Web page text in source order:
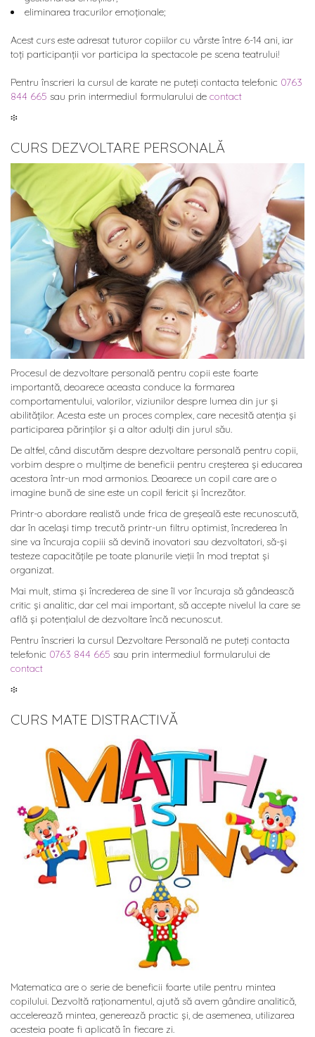
eliminarea tracurilor emoționale;
Acest curs este adresat tuturor copiilor cu vârste între 6-14 ani, iar
toți participanții vor participa la spectacole pe scena teatrului!
Pentru înscrieri la cursul de karate ne puteți contacta telefonic 0763
844 665 sau prin intermediul formularului de contact
፨
CURS DEZVOLTARE PERSONALĂ
Procesul de dezvoltare personală pentru copii este foarte
importantă, deoarece aceasta conduce la formarea
comportamentului, valorilor, viziunilor despre lumea din jur și
abilităților. Acesta este un proces complex, care necesită atenția și
participarea părinților și a altor adulți din jurul său.
De altfel, când discutăm despre dezvoltare personală pentru copii,
vorbim despre o mulțime de beneficii pentru creșterea și educarea
acestora într-un mod armonios. Deoarece un copil care are o
imagine bună de sine este un copil fericit și încrezător.
Printr-o abordare realistă unde frica de greșeală este recunoscută,
dar în același timp trecută printr-un filtru optimist, încrederea în
sine va încuraja copiii să devină inovatori sau dezvoltatori, să-și
testeze capacitățile pe toate planurile vieții în mod treptat și
organizat.
Mai mult, stima și încrederea de sine îl vor încuraja să gândească
critic și analitic, dar cel mai important, să accepte nivelul la care se
află și potențialul de dezvoltare încă necunoscut.
Pentru înscrieri la cursul Dezvoltare Personală ne puteți contacta
telefonic 0763 844 665 sau prin intermediul formularului de
contact
፨
CURS MATE DISTRACTIVĂ
Matematica are o serie de beneficii foarte utile pentru mintea
copilului. Dezvoltă raționamentul, ajută să avem gândire analitică,
accelerează mintea, generează practic și, de asemenea, utilizarea
acesteia poate fi aplicată în fiecare zi.